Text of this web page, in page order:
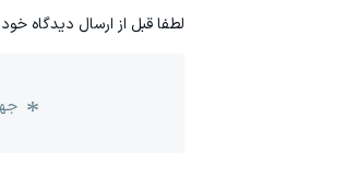
لطفا قبل از ارسال دیدگاه